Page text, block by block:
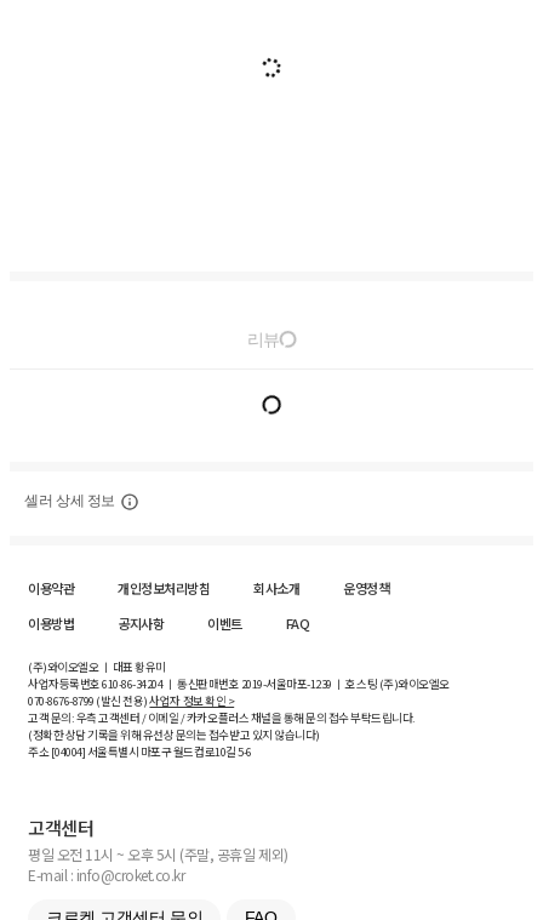
리뷰
셀러 상세 정보
이용약관 개인정보처리방침 회사소개
운영정책
이용방법
공지사항 이벤트 FAQ
(주)와이오엘오 ㅣ 대표 황유미
사업자등록번호610-86-34204ㅣ 통신판매번호 2019-서울마포-1239 ㅣ 호스팅 (주)와이오엘오
070-8676-8799 (발신 전용)사업자 정보 확인 >
고객 문의: 우측 고객센터 / 이메일 / 카카오플러스 채널을 통해 문의 접수 부탁드립니다.
(정확한 상담 기록을 위해 유선상 문의는 접수받고 있지 않습니다)
주소 [04004] 서울특별시 마포구 월드컵로10길5-6
고객센터
평일 오전 11시 ~ 오후 5시 (주말, 공휴일 제외)
E-mail : info@croket.co.kr